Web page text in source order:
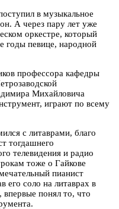
в музыкальное
А через пару лет уже
оркестре, который
годы певице, народной
профессора кафедры
Михайловича
играют по всему
с литаврами, благо
тогдашнего
телевидения и радио
тоже о Гайкове
пианист
его соло на литаврах в
понял то, что